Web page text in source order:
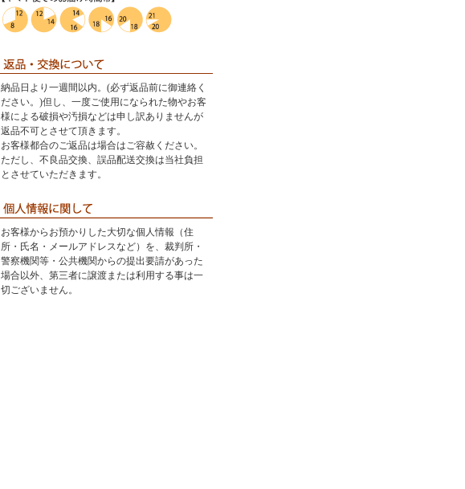
納品日より一週間以内。(必ず返品前に御連絡く
ださい。)但し、一度ご使用になられた物やお客
様による破損や汚損などは申し訳ありませんが
返品不可とさせて頂きます。
お客様都合のご返品は場合はご容赦ください。
ただし、不良品交換、誤品配送交換は当社負担
とさせていただきます。
お客様からお預かりした大切な個人情報（住
所・氏名・メールアドレスなど）を、裁判所・
警察機関等・公共機関からの提出要請があった
場合以外、第三者に譲渡または利用する事は一
切ございません。